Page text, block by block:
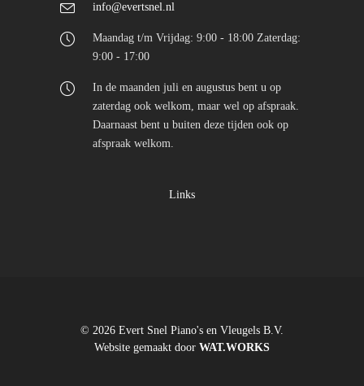
info@evertsnel.nl
Maandag t/m Vrijdag: 9:00 - 18:00 Zaterdag:
9:00 - 17:00
In de maanden juli en augustus bent u op
zaterdag ook welkom, maar wel op afspraak.
Daarnaast bent u buiten deze tijden ook op
afspraak welkom.
Links
© 2026 Evert Snel Piano's en Vleugels B.V.
Website gemaakt door WAT.WORKS